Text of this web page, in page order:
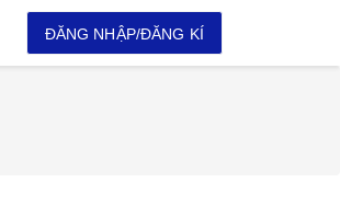
ĐĂNG NHẬP/ĐĂNG KÍ